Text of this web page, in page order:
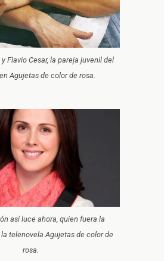
y Flavio Cesar, la pareja juvenil del
Agujetas de color de rosa.
así luce ahora, quien fuera la
telenovela Agujetas de color de
rosa.